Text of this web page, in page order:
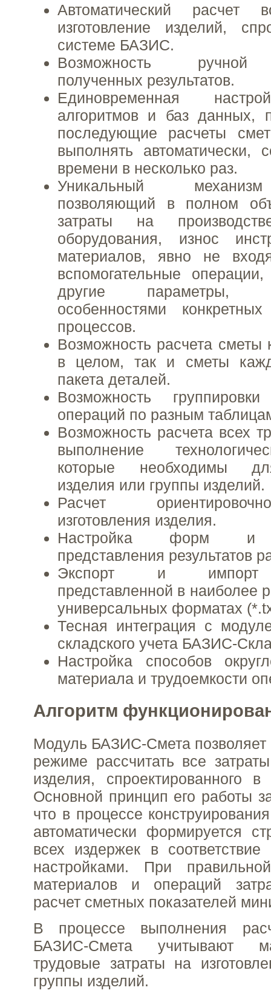
Автоматический расчет
изготовление изделий,
системе БАЗИС.
Возможность ручной
полученных результатов.
Единовременная
алгоритмов и баз данных,
последующие расчеты
выполнять автоматически,
времени в несколько раз.
Уникальный
позволяющий в полном
затраты на
оборудования, износ
материалов, явно не
вспомогательные
другие параметры,
особенностями конкретных
процессов.
Возможность расчета сметы
в целом, так и сметы
пакета деталей.
Возможность
операций по разным
Возможность расчета всех
выполнение
которые необходимы
изделия или группы изделий.
Расчет
изготовления изделия.
Настройка форм и
представления результатов
Экспорт и импорт
представленной в наиболее
универсальных форматах
Тесная интеграция с
складского учета БАЗИС-
Настройка способов
материала и трудоемкости
Алгоритм
Модуль БАЗИС-Смета позволяет
режиме рассчитать все
изделия, спроектированного
Основной принцип его работы
что в процессе
автоматически формируется
всех издержек в
настройками. При
материалов и операций
расчет сметных показателей
В процессе выполнения
БАЗИС-Смета учитывают
трудовые затраты на
группы изделий.